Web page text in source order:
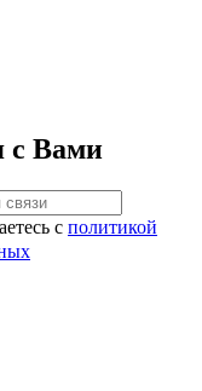
с Вами
с политикой